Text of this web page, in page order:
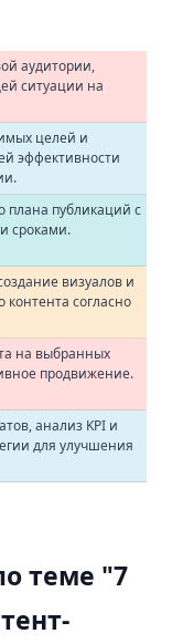
аудитории,
ситуации на
целей и
эффективности
плана публикаций с
сроками.
визуалов и
контента согласно
на выбранных
продвижение.
анализ KPI и
для улучшения
теме "7